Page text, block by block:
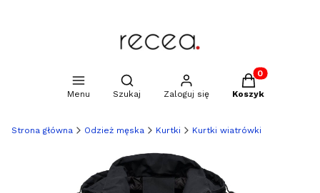
Menu
Otwórz wyszukiwarkę
Szukaj Zaloguj się
Produkty w
Koszyk
Strona główna Odzież męska Kurtki Kurtki wiatrówki